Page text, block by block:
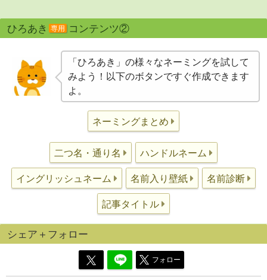
ひろあき 専用 コンテンツ②
「ひろあき」の様々なネーミングを試して
みよう！以下のボタンですぐ作成できます
よ。
ネーミングまとめ
二つ名・通り名 ハンドルネーム
イングリッシュネーム 名前入り壁紙 名前診断
記事タイトル
シェア＋フォロー
フォロー